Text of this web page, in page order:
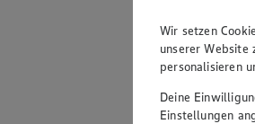
Wir setzen
unserer Website
personalisieren
Deine
Einstellungen